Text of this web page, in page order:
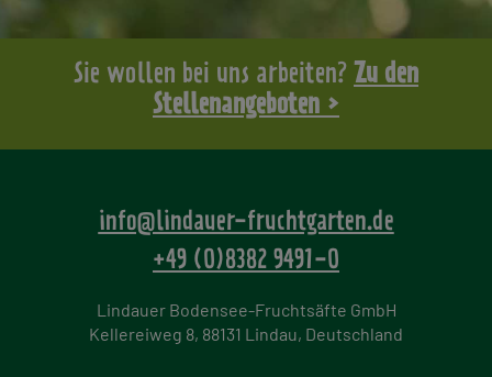
Sie wollen bei uns arbeiten? Zu den
Stellenangeboten >
info@lindauer-fruchtgarten.de
+49 (0)8382 9491-0
Lindauer Bodensee-Fruchtsäfte GmbH
Kellereiweg 8, 88131 Lindau, Deutschland